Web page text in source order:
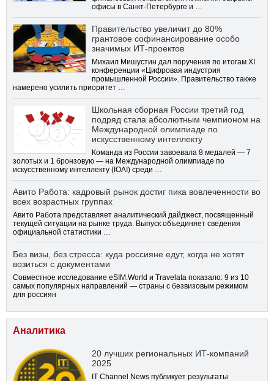
офисы в Санкт-Петербурге и …
Правительство увеличит до 80%
грантовое софинансирование особо
значимых ИТ-проектов
Михаил Мишустин дал поручения по итогам XI
конференции «Цифровая индустрия
промышленной России». Правительство также
намерено усилить приоритет …
Школьная сборная России третий год
подряд стала абсолютным чемпионом на
Международной олимпиаде по
искусственному интеллекту
Команда из России завоевала 8 медалей — 7
золотых и 1 бронзовую — на Международной олимпиаде по
искусственному интеллекту (IOAI) среди …
Авито Работа: кадровый рынок достиг пика вовлеченности во
всех возрастных группах
Авито Работа представляет аналитический дайджест, посвященный
текущей ситуации на рынке труда. Выпуск объединяет сведения
официальной статистики …
Без визы, без стресса: куда россияне едут, когда не хотят
возиться с документами
Совместное исследование eSIM.World и Travelata показало: 9 из 10
самых популярных направлений — страны с безвизовым режимом
для россиян
Аналитика
20 лучших региональных ИТ-компаний
2025
IT Channel News публикует результаты